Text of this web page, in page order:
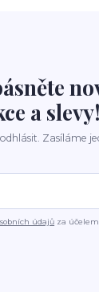
a slevy!
Zasíláme
údajů za